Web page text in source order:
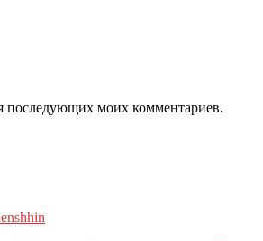
последующих моих комментариев.